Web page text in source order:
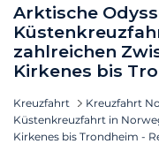
Arktische
zahlreichen
Kirkenes bis
Kreuzfahrt Kreuzfahrt
Küstenkreuzfahrt in
Kirkenes bis Trondheim -